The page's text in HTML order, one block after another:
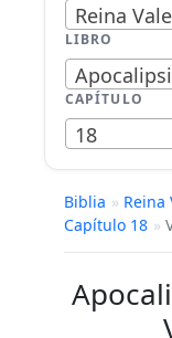
Reina
LIBRO
CAPÍTULO
18
Biblia » Reina
Capítulo 18 »